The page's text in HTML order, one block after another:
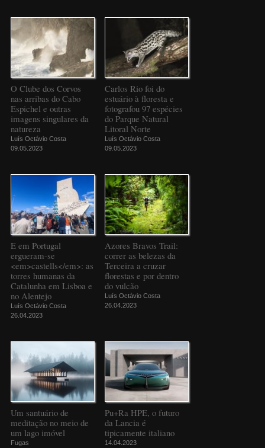
O Clube dos Corvos
nas arribas do Cabo
Espichel e outras
imagens singulares da
natureza
Luís Octávio Costa
09.05.2023
Carlos Rio foi do
estuário à floresta e
fotografou 97 espécies
do Parque Natural
Litoral Norte
Luís Octávio Costa
09.05.2023
E em Portugal
ergueram-se
<em>castells</em>: as
torres humanas da
Catalunha em Lisboa e
no Alentejo
Luís Octávio Costa
26.04.2023
Azores Bravos Trail:
correr as belezas da
Terceira a cruzar
florestas e por dentro
do vulcão
Luís Octávio Costa
26.04.2023
Um santuário de
meditação no meio de
um lago imóvel
Fugas
Pu+Ra HPE, o futuro
da Lancia é
tipicamente italiano
14.04.2023